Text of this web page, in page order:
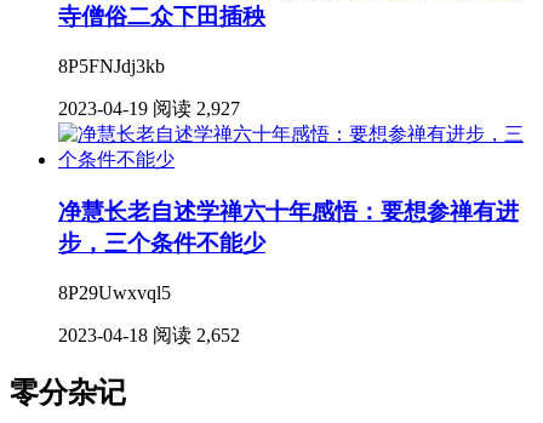
寺僧俗二众下田插秧
8P5FNJdj3kb
2023-04-19 阅读 2,927
净慧长老自述学禅六十年感悟：要想参禅有进
步，三个条件不能少
8P29Uwxvql5
2023-04-18 阅读 2,652
零分杂记